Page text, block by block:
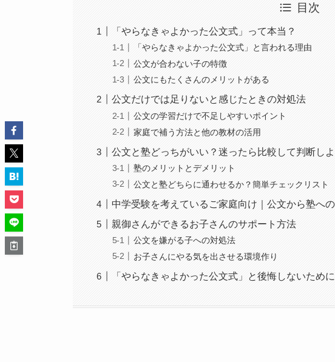
目次
「やらなきゃよかった公文式」って本当？
「やらなきゃよかった公文式」と言われる理由
公文が合わない子の特徴
公文にもたくさんのメリットがある
公文だけでは足りないと感じたときの対処法
公文の学習だけで不足しやすいポイント
家庭で補う方法と他の教材の活用
公文と塾どっちがいい？迷ったら比較して判断しよ
塾のメリットとデメリット
公文と塾どちらに通わせるか？簡単チェックリスト
中学受験を考えているご家庭向け｜公文から塾へ
親御さんができるお子さんのサポート方法
公文を嫌がる子への対処法
お子さんにやる気を出させる環境作り
「やらなきゃよかった公文式」と後悔しないため